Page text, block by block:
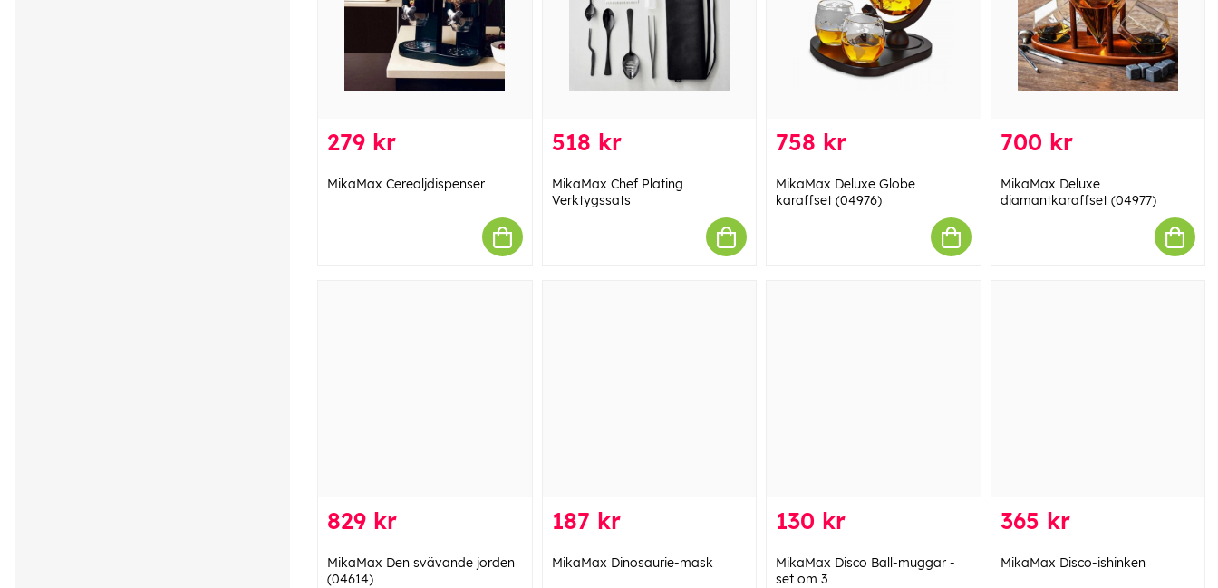
279 kr
MikaMax Cerealjdispenser
518 kr
MikaMax Chef Plating
Verktygssats
758 kr
MikaMax Deluxe Globe
karaffset (04976)
700 kr
MikaMax Deluxe
diamantkaraffset (04977)
829 kr
MikaMax Den svävande jorden
(04614)
187 kr
MikaMax Dinosaurie-mask
130 kr
MikaMax Disco Ball-muggar -
set om 3
365 kr
MikaMax Disco-ishinken